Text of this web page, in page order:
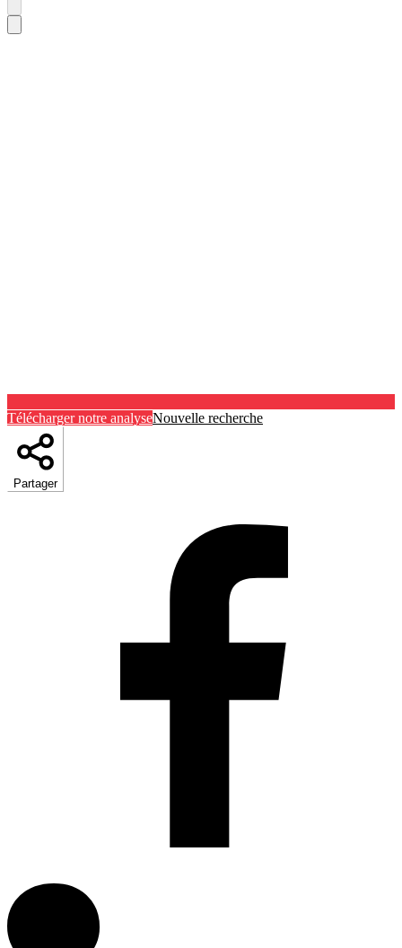
Télécharger notre analyseNouvelle recherche
Partager